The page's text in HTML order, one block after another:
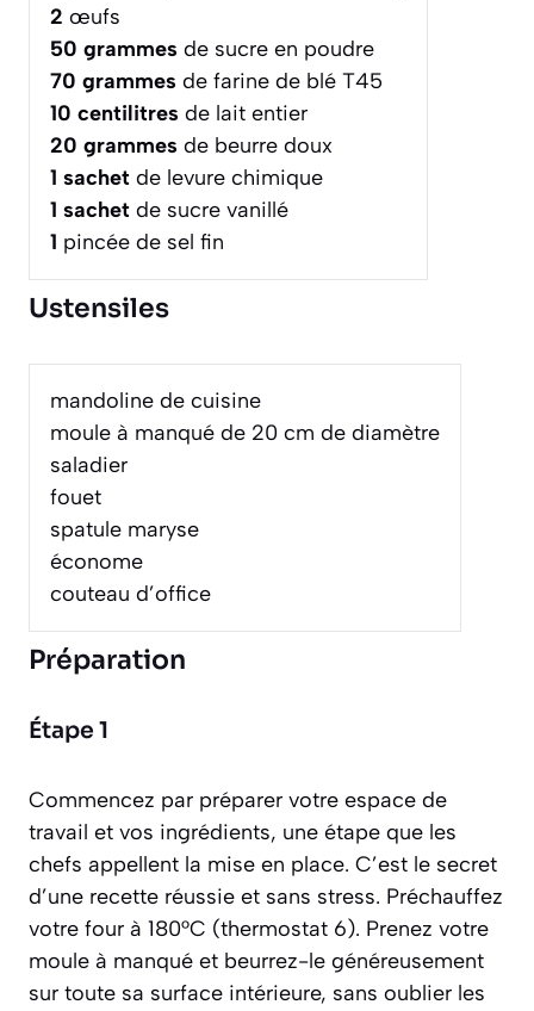
2 œufs
50 grammes de sucre en poudre
70 grammes de farine de blé T45
10 centilitres de lait entier
20 grammes de beurre doux
1 sachet de levure chimique
1 sachet de sucre vanillé
1 pincée de sel fin
Ustensiles
mandoline de cuisine
moule à manqué de 20 cm de diamètre
saladier
fouet
spatule maryse
économe
couteau d’office
Préparation
Étape 1
Commencez par préparer votre espace de
travail et vos ingrédients, une étape que les
chefs appellent la mise en place. C’est le secret
d’une recette réussie et sans stress. Préchauffez
votre four à 180°C (thermostat 6). Prenez votre
moule à manqué et beurrez-le généreusement
sur toute sa surface intérieure, sans oublier les